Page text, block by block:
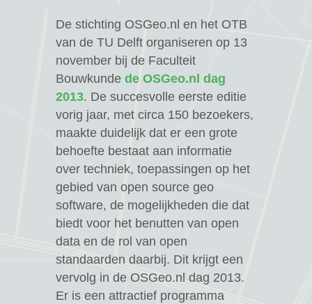
De stichting OSGeo.nl en het OTB
van de TU Delft organiseren op 13
november bij de Faculteit
Bouwkunde de OSGeo.nl dag
2013. De succesvolle eerste editie
vorig jaar, met circa 150 bezoekers,
maakte duidelijk dat er een grote
behoefte bestaat aan informatie
over techniek, toepassingen op het
gebied van open source geo
software, de mogelijkheden die dat
biedt voor het benutten van open
data en de rol van open
standaarden daarbij. Dit krijgt een
vervolg in de OSGeo.nl dag 2013.
Er is een attractief programma